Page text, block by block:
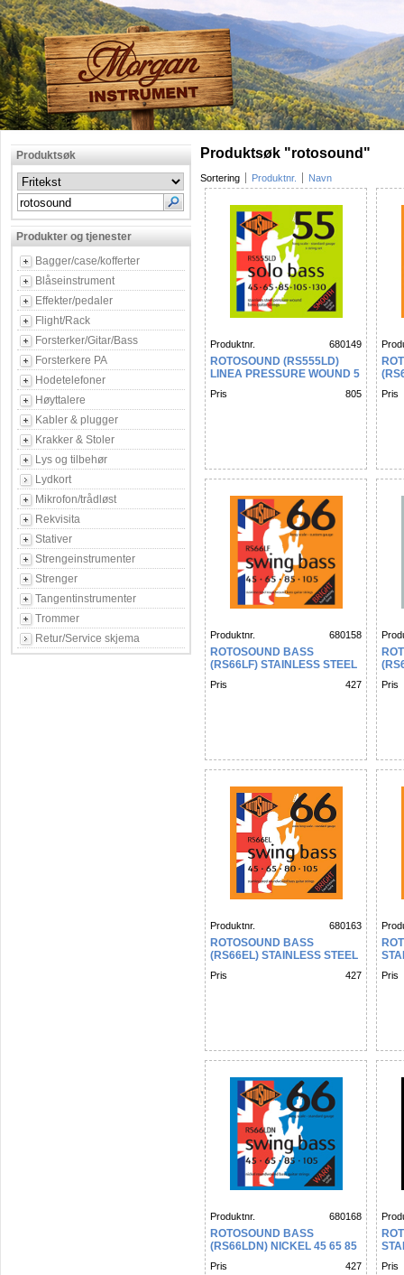
Produktsøk
Produkter og tjenester
Bagger/case/kofferter
Blåseinstrument
Effekter/pedaler
Flight/Rack
Forsterker/Gitar/Bass
Forsterkere PA
Hodetelefoner
Høyttalere
Kabler & plugger
Krakker & Stoler
Lys og tilbehør
Lydkort
Mikrofon/trådløst
Rekvisita
Stativer
Strengeinstrumenter
Strenger
Tangentinstrumenter
Trommer
Retur/Service skjema
Produktsøk "rotosound"
Sortering Produktnr. Navn
Produktnr. 680149
ROTOSOUND (RS555LD)
LINEA PRESSURE WOUND 5
Pris 805 Pris
Produktnr. 680158
ROTOSOUND BASS
(RS66LF) STAINLESS STEEL
Pris 427 Pris
Produktnr. 680163
ROTOSOUND BASS
(RS66EL) STAINLESS STEEL
Pris 427 Pris
Produktnr. 680168
ROTOSOUND BASS
(RS66LDN) NICKEL 45 65 85
Pris 427 Pris